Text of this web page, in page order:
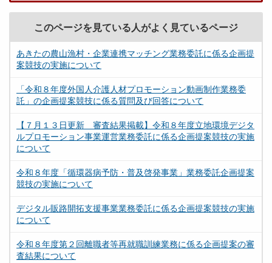
このページを見ている人がよく見ているページ
あきたの農山漁村・企業連携マッチング業務委託に係る企画提
案競技の実施について
「令和８年度外国人介護人材プロモーション動画制作業務委
託」の企画提案競技に係る質問及び回答について
【７月１３日更新 審査結果掲載】令和８年度立地環境デジタ
ルプロモーション事業運営業務委託に係る企画提案競技の実施
について
令和８年度「循環器病予防・普及啓発事業」業務委託企画提案
競技の実施について
デジタル販路開拓支援事業業務委託に係る企画提案競技の実施
について
令和８年度第２回離職者等再就職訓練業務に係る企画提案の審
査結果について